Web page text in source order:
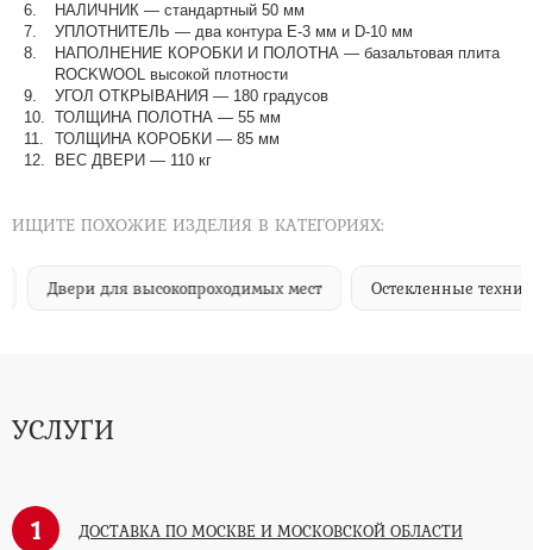
НАЛИЧНИК — стандартный 50 мм
УПЛОТНИТЕЛЬ — два контура Е-3 мм и D-10 мм
НАПОЛНЕНИЕ КОРОБКИ И ПОЛОТНА — базальтовая плита
ROCKWOOL высокой плотности
УГОЛ ОТКРЫВАНИЯ — 180 градусов
ТОЛЩИНА ПОЛОТНА — 55 мм
ТОЛЩИНА КОРОБКИ — 85 мм
ВЕС ДВЕРИ — 110 кг
ИЩИТЕ ПОХОЖИЕ ИЗДЕЛИЯ В КАТЕГОРИЯХ:
Двери для высокопроходимых мест Остекленные
УСЛУГИ
1 ДОСТАВКА ПО МОСКВЕ И МОСКОВСКОЙ ОБЛАСТИ